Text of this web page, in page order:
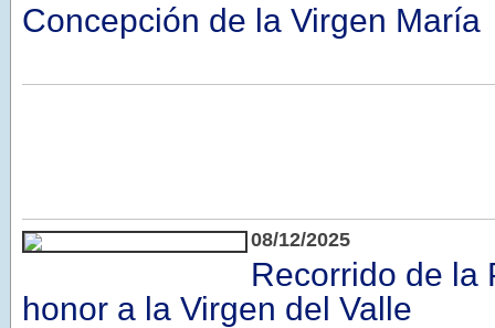
Concepción de la Virgen María
08/12/2025
Recorrido de la
honor a la Virgen del Valle